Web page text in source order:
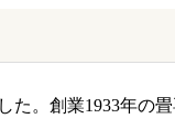
。創業1933年の